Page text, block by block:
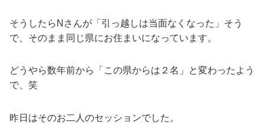
そうしたらNさんが「引っ越しは当面なくなった」そう
で、そのまま同じ県にお住まいになっています。
どうやら数年前から「この県からは２名」と変わったよう
で、笑
昨日はそのお二人のセッションでした。